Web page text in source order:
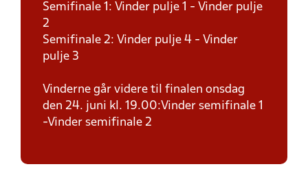
Semifinale 1: Vinder pulje 1 - Vinder pulje
2
Semifinale 2: Vinder pulje 4 - Vinder
pulje 3
Vinderne går videre til finalen onsdag
den 24. juni kl. 19.00:Vinder semifinale 1
-Vinder semifinale 2